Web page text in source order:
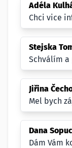
Adéla
Chci vice
Stejska
Schválím a
Jiřina
Mel bych
Dana
Dám Vám